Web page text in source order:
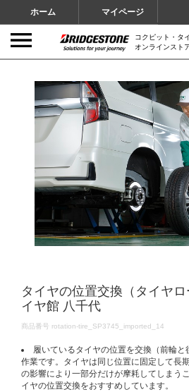
ホーム マイページ
コクピット・タ
オンラインスト
タイヤの位置交換（タイヤ
イヤ館 八千代
DETAILS
商品番号 rotation-tire_SP3745_imported_14
履いているタイヤの位置を交換（前輪
作業です。タイヤは同じ位置に固定して長
の影響により一部分だけが摩耗してしまう
イヤの位置交換をおすすめしています。